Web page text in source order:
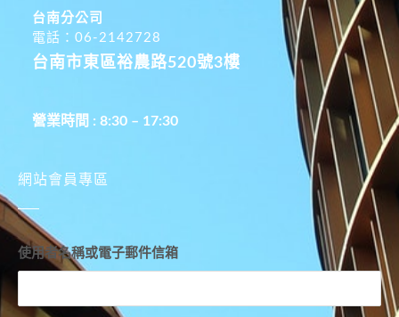
台南分公司
電話：06-2142728
台南市東區裕農路520號3樓
營業時間 : 8:30 – 17:30
網站會員專區
使用者名稱或電子郵件信箱